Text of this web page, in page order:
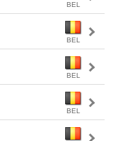
BEL
BEL
BEL
BEL